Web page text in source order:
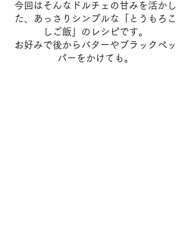
今回はそんなドルチェの甘みを活かし
た、あっさりシンプルな「とうもろこ
しご飯」のレシピです。
お好みで後からバターやブラックペッ
パーをかけても。